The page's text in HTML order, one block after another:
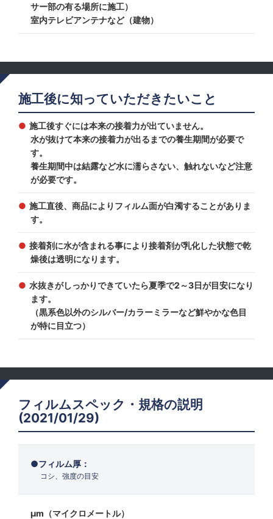
サー部の有る場所に施工）
室内テレビアンテナなど（建物）
施工後に知っていただきたいこと
施工後すぐには本来の接着力が出ていません。
水が抜けて本来の接着力が出るまでの養生期間が必要で
す。
養生期間中は結露など水に濡らさない、触れないなど注意
が必要です。
施工直後、商品によりフィルム面が白濁することがありま
す。
接着剤に水が含まれる事により接着剤が乳化した状態で乾
燥後は透明になります。
水抜きがしっかりできていたら夏季で2～3日が目安になり
ます。
（黒系色以外のシルバー/カラーミラーなど鮮やかな色目
が特に目立つ）
フィルムスペック・規格の説明
(2021/01/29)
フィルム厚：
コシ、強度の目安
μm（マイクロメートル）